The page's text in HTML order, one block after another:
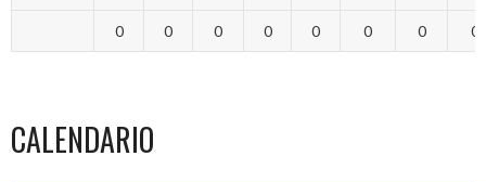
0 0 0 0 0 0 0 0
CALENDARIO